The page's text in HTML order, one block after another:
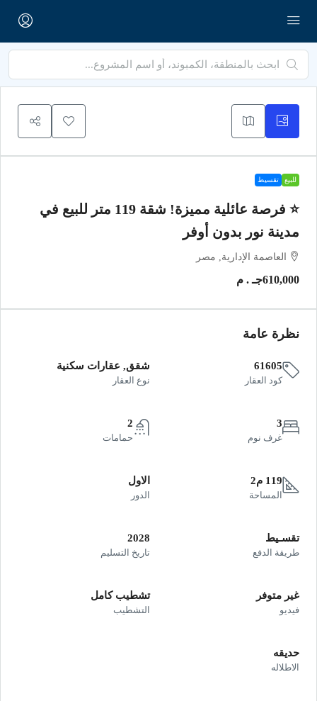
للبيع تقسيط
⭐ فرصة عائلية مميزة! شقة 119 متر للبيع في
مدينة نور بدون أوفر
العاصمة الإدارية, مصر
610,000جـ . م
نظرة عامة
61605
كود العقار
شقق, عقارات سكنية
نوع العقار
3
غرف نوم
2
حمامات
119 م2
المساحة
الاول
الدور
تقسـيط
طريقة الدفع
2028
تاريخ التسليم
غير متوفر
فيديو
تشطيب كامل
التشطيب
حديقه
الاطلاله